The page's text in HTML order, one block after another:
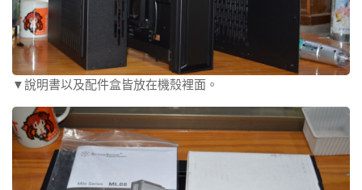
▼說明書以及配件盒皆放在機殼裡面。